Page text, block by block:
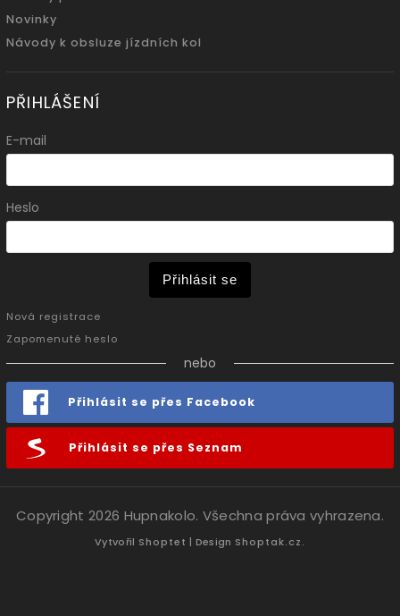
Novinky
Návody k obsluze jízdních kol
PŘIHLÁŠENÍ
E-mail
Heslo
Přihlásit se
Nová registrace
Zapomenuté heslo
nebo
Přihlásit se přes Facebook
Přihlásit se přes Seznam
Copyright 2026 Hupnakolo. Všechna práva vyhrazena.
Vytvořil Shoptet | Design Shoptak.cz.